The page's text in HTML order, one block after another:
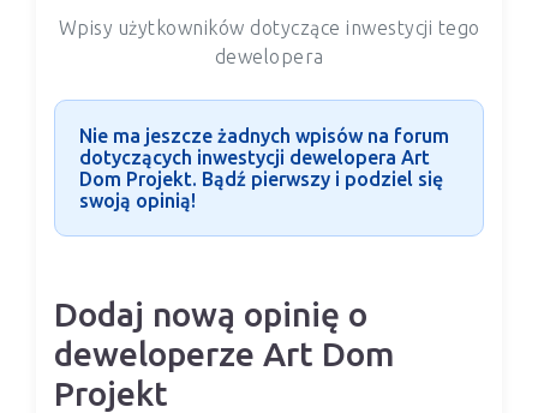
Wpisy użytkowników dotyczące inwestycji tego
dewelopera
Nie ma jeszcze żadnych wpisów na forum
dotyczących inwestycji dewelopera Art
Dom Projekt. Bądź pierwszy i podziel się
swoją opinią!
Dodaj nową opinię o
deweloperze Art Dom
Projekt